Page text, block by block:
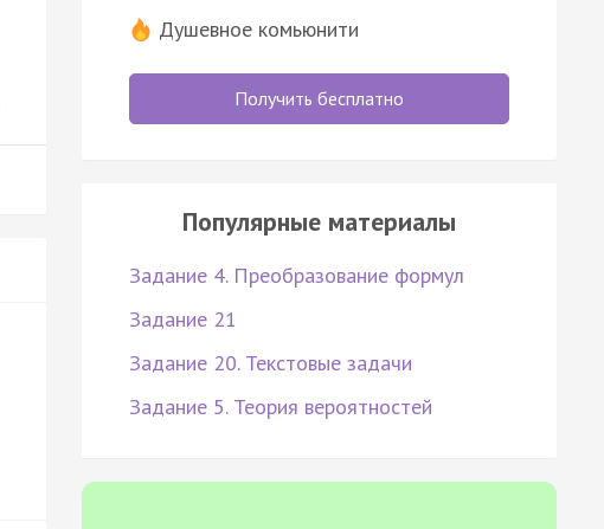
Душевное комьюнити
Получить бесплатно
Популярные материалы
Задание 4. Преобразование формул
Задание 21
Задание 20. Текстовые задачи
Задание 5. Теория вероятностей